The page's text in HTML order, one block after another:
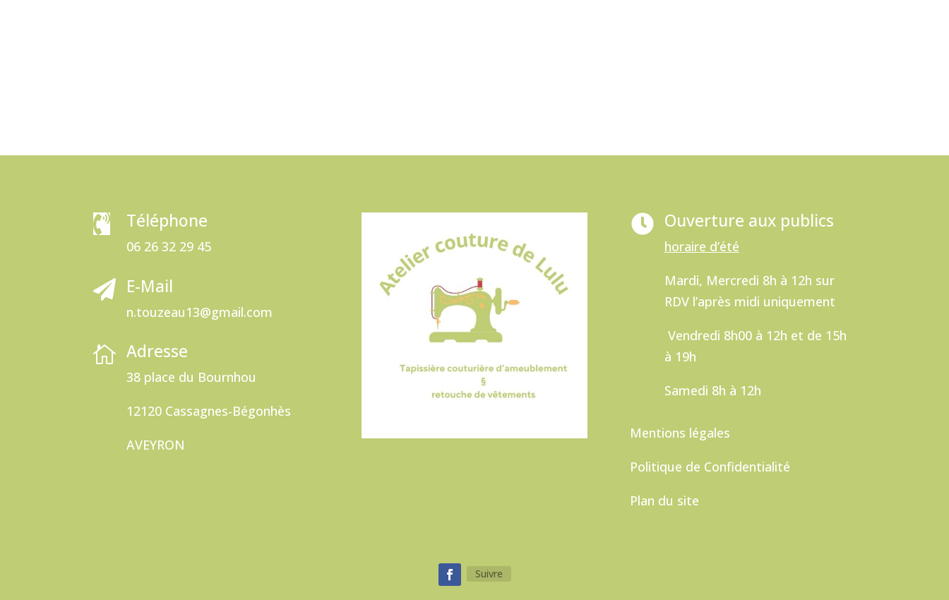
 Téléphone
06 26 32 29 45
 E-Mail
n.touzeau13@gmail.com
 Adresse
38 place du Bournhou
12120 Cassagnes-Bégonhès
AVEYRON
 Ouverture aux publics
horaire d’été
Mardi, Mercredi 8h à 12h sur
RDV l’après midi uniquement
Vendredi 8h00 à 12h et de 15h
à 19h
Samedi 8h à 12h
Mentions légales
Politique de Confidentialité
Plan du site
Suivre